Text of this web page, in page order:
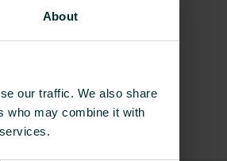
About
our traffic. We also share
who may combine it with